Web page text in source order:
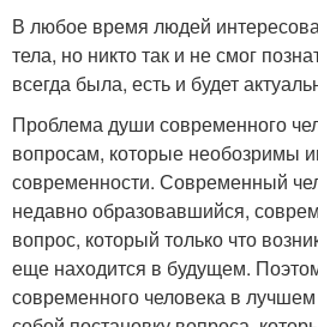
В любое время людей
тела, но никто так и не смог
всегда была, есть и будет
Проблема души современного
вопросам, которые необозримы
современности. Современный
недавно образовавшийся,
вопрос, который только что
еще находится в будущем.
современного человека в